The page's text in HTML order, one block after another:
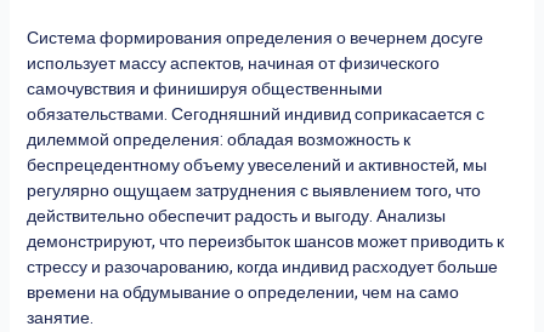
Система формирования определения о вечернем досуге
использует массу аспектов, начиная от физического
самочувствия и финишируя общественными
обязательствами. Сегодняшний индивид соприкасается с
дилеммой определения: обладая возможность к
беспрецедентному объему увеселений и активностей, мы
регулярно ощущаем затруднения с выявлением того, что
действительно обеспечит радость и выгоду. Анализы
демонстрируют, что переизбыток шансов может приводить к
стрессу и разочарованию, когда индивид расходует больше
времени на обдумывание о определении, чем на само
занятие.